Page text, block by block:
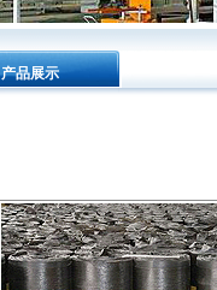
产品展示